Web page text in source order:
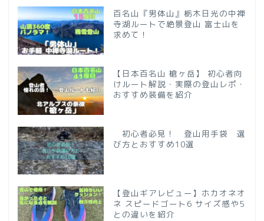
百名山『男体山』栃木日光の中禅
寺湖ルートで絶景登山 富士山を
求めて！
【日本百名山 槍ヶ岳】 初心者向
けルート解説・実際の登山レポ・
おすすめ装備を紹介
初心者必見！ 登山用手袋 選
び方とおすすめ10選
【登山ギアレビュー】ホカオネオ
ネ スピードゴート6 サイズ感や5
との違いを紹介